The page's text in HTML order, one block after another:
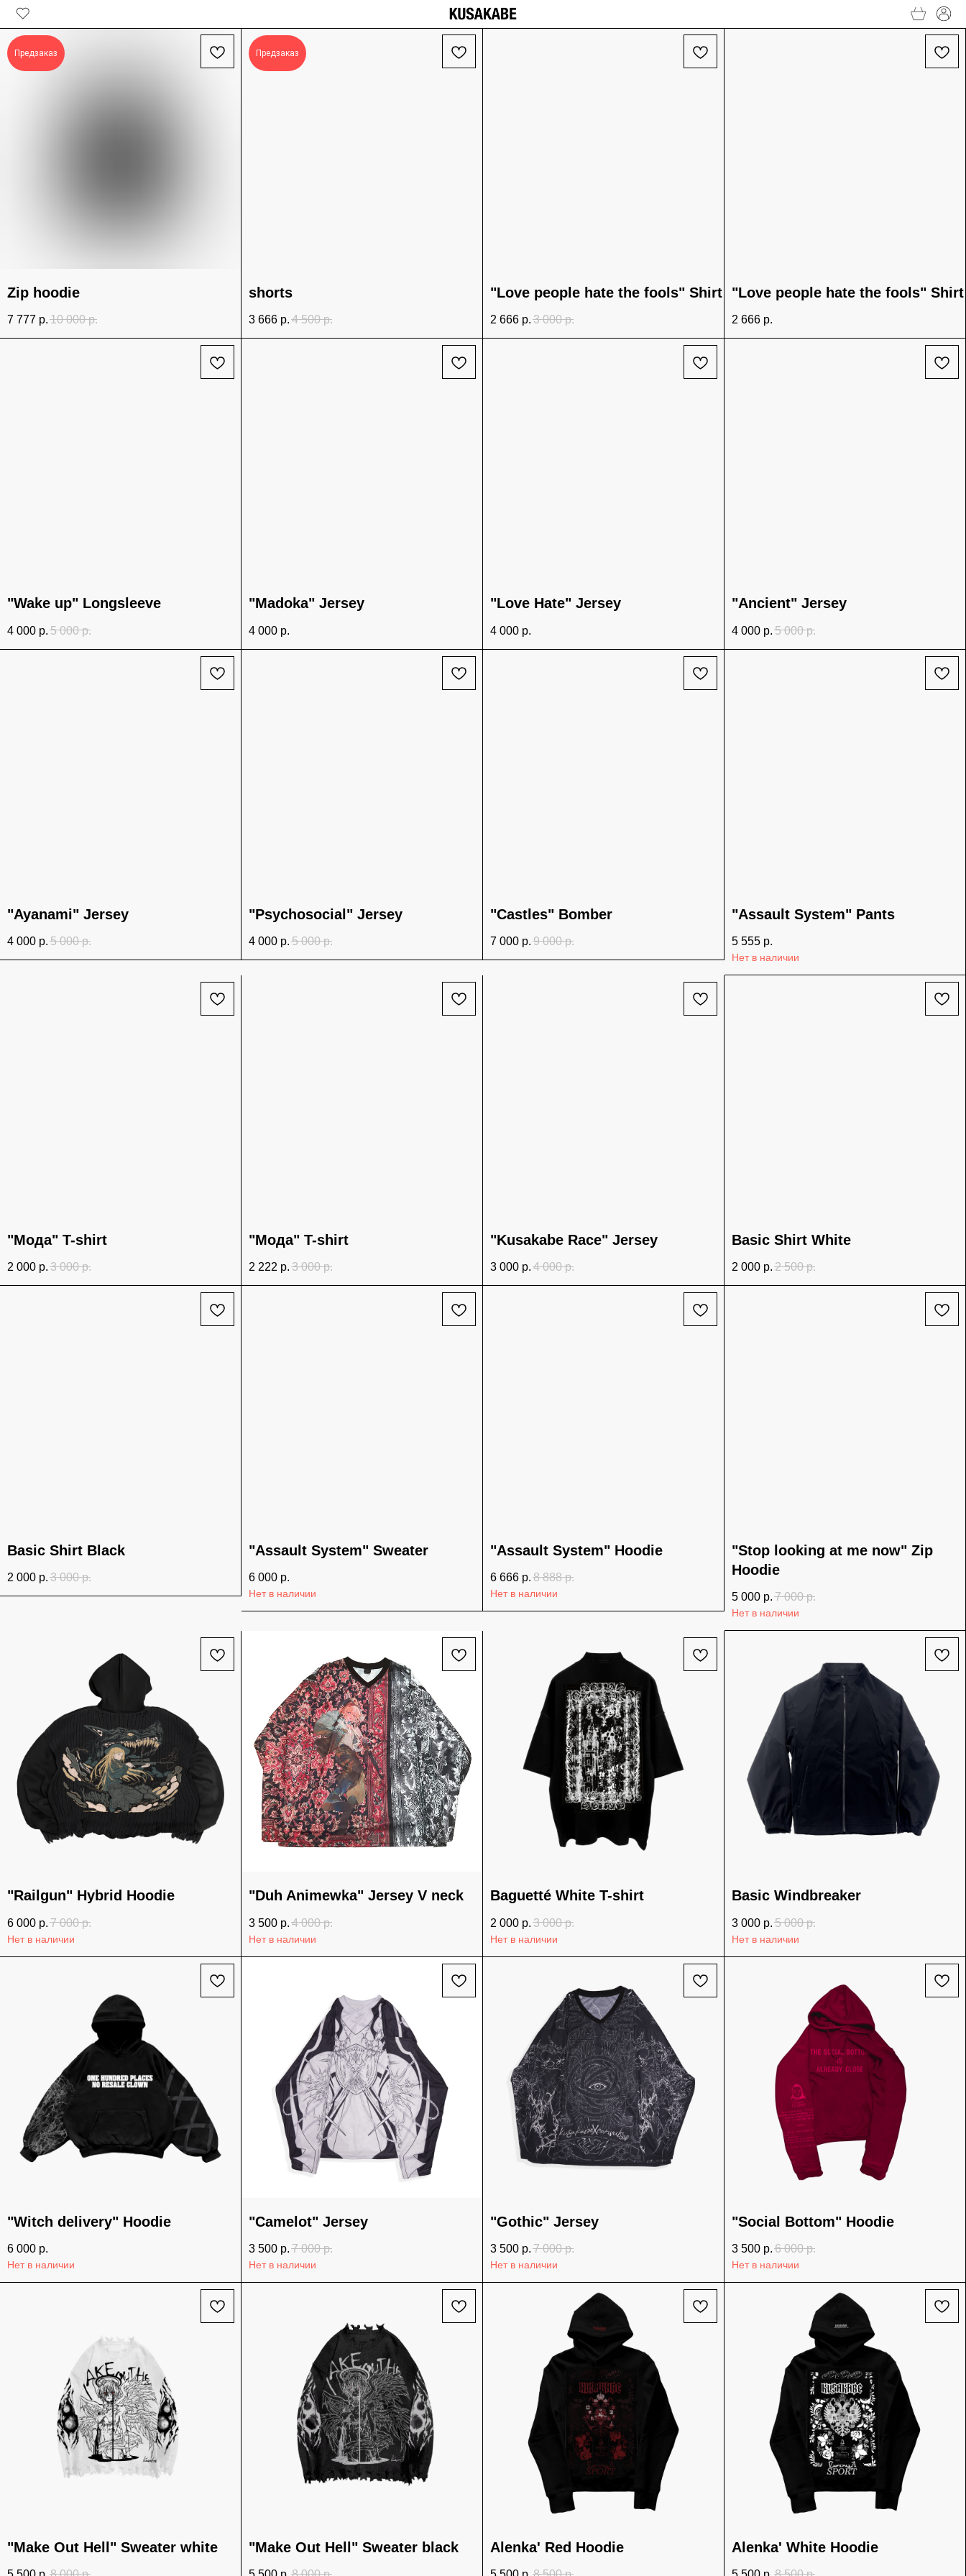
Предзаказ
Zip hoodie
7 777 р. 10 000 р.
Предзаказ
shorts
3 666 р. 4 500 р.
"Love people hate the fools" Shirt
2 666 р. 3 000 р.
"Love people hate the fools" Shirt
2 666 р.
"Wake up" Longsleeve
4 000 р. 5 000 р.
"Madoka" Jersey
4 000 р.
"Love Hate" Jersey
4 000 р.
"Ancient" Jersey
4 000 р. 5 000 р.
"Ayanami" Jersey
4 000 р. 5 000 р.
"Psychosocial" Jersey
4 000 р. 5 000 р.
"Castles" Bomber
7 000 р. 9 000 р.
"Assault System" Pants
5 555 р.
Нет в наличии
"Мода" T-shirt
2 000 р. 3 000 р.
"Мода" T-shirt
2 222 р. 3 000 р.
"Kusakabe Race" Jersey
3 000 р. 4 000 р.
Basic Shirt White
2 000 р. 2 500 р.
Basic Shirt Black
2 000 р. 3 000 р.
"Assault System" Sweater
6 000 р.
Нет в наличии
"Assault System" Hoodie
6 666 р. 8 888 р.
Нет в наличии
"Stop looking at me now" Zip
Hoodie
5 000 р. 7 000 р.
Нет в наличии
"Railgun" Hybrid Hoodie
6 000 р. 7 000 р.
Нет в наличии
"Duh Animewka" Jersey V neck
3 500 р. 4 000 р.
Нет в наличии
Baguetté White T-shirt
2 000 р. 3 000 р.
Нет в наличии
Basic Windbreaker
3 000 р. 5 000 р.
Нет в наличии
"Witch delivery" Hoodie
6 000 р.
Нет в наличии
"Camelot" Jersey
3 500 р. 7 000 р.
Нет в наличии
"Gothic" Jersey
3 500 р. 7 000 р.
Нет в наличии
"Social Bottom" Hoodie
3 500 р. 6 000 р.
Нет в наличии
"Make Out Hell" Sweater white "Make Out Hell" Sweater black Alenka' Red Hoodie Alenka' White Hoodie